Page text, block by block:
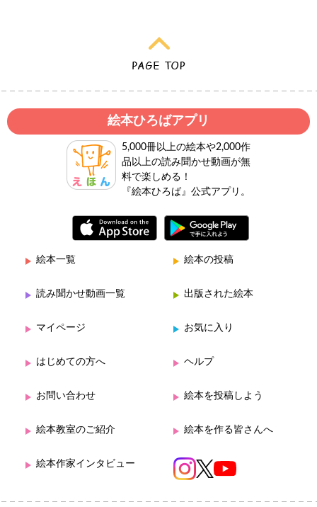
絵本ひろばアプリ
5,000冊以上の絵本や2,000作
品以上の読み聞かせ動画が無
料で楽しめる！
『絵本ひろば』公式アプリ。
絵本一覧 絵本の投稿
読み聞かせ動画一覧 出版された絵本
マイページ お気に入り
はじめての方へ ヘルプ
お問い合わせ 絵本を投稿しよう
絵本教室のご紹介 絵本を作る皆さんへ
絵本作家インタビュー